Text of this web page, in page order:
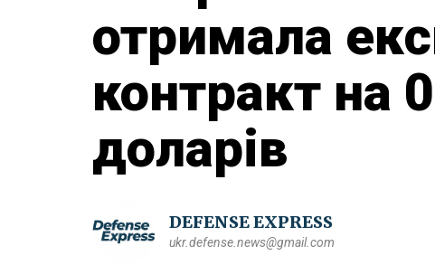
отримала
контракт на
доларів
DEFENSE EXPRESS
ukr.defense.news@gmail.com